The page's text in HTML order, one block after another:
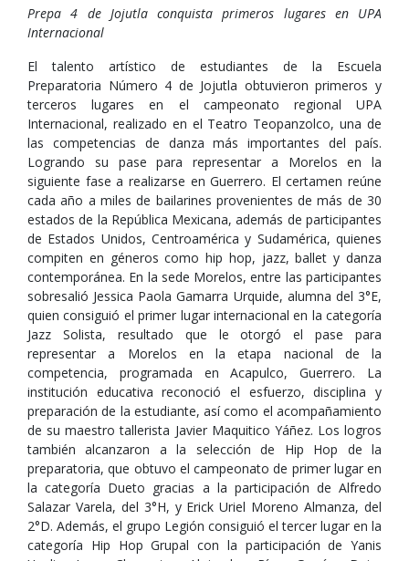
Prepa 4 de Jojutla conquista primeros lugares en UPA
Internacional
El talento artístico de estudiantes de la Escuela
Preparatoria Número 4 de Jojutla obtuvieron primeros y
terceros lugares en el campeonato regional UPA
Internacional, realizado en el Teatro Teopanzolco, una de
las competencias de danza más importantes del país.
Logrando su pase para representar a Morelos en la
siguiente fase a realizarse en Guerrero. El certamen reúne
cada año a miles de bailarines provenientes de más de 30
estados de la República Mexicana, además de participantes
de Estados Unidos, Centroamérica y Sudamérica, quienes
compiten en géneros como hip hop, jazz, ballet y danza
contemporánea. En la sede Morelos, entre las participantes
sobresalió Jessica Paola Gamarra Urquide, alumna del 3°E,
quien consiguió el primer lugar internacional en la categoría
Jazz Solista, resultado que le otorgó el pase para
representar a Morelos en la etapa nacional de la
competencia, programada en Acapulco, Guerrero. La
institución educativa reconoció el esfuerzo, disciplina y
preparación de la estudiante, así como el acompañamiento
de su maestro tallerista Javier Maquitico Yáñez. Los logros
también alcanzaron a la selección de Hip Hop de la
preparatoria, que obtuvo el campeonato de primer lugar en
la categoría Dueto gracias a la participación de Alfredo
Salazar Varela, del 3°H, y Erick Uriel Moreno Almanza, del
2°D. Además, el grupo Legión consiguió el tercer lugar en la
categoría Hip Hop Grupal con la participación de Yanis